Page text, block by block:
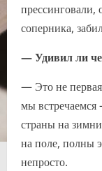
прессинговали,
соперника,
— Удивил ли
— Это не первая
мы встречаемся
страны на
на поле, полны
непросто.